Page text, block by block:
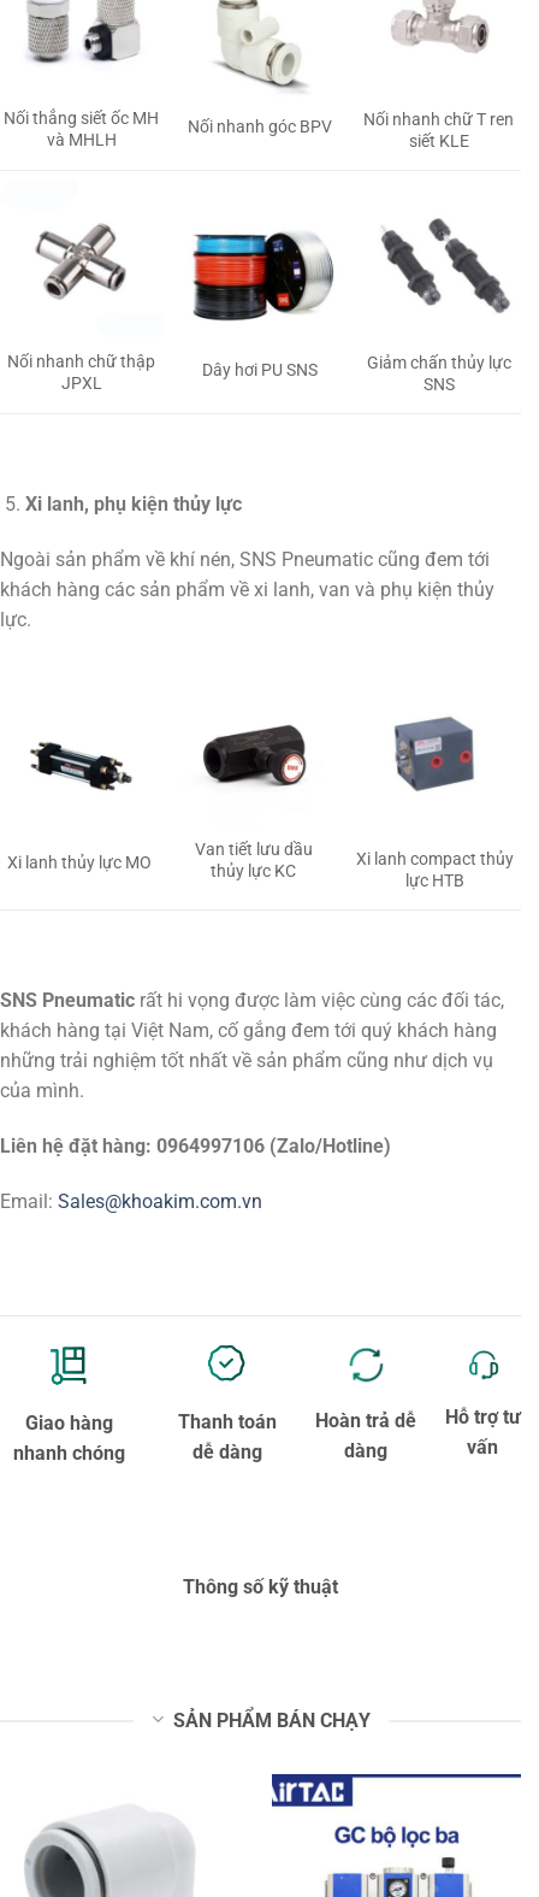
Nối thẳng siết ốc MH
và MHLH
Nối nhanh góc BPV
Nối nhanh chữ T ren
siết KLE
Nối nhanh chữ thập
JPXL
Dây hơi PU SNS
Giảm chấn thủy lực
SNS
Xi lanh, phụ kiện thủy lực
Ngoài sản phẩm về khí nén, SNS Pneumatic cũng đem tới
khách hàng các sản phẩm về xi lanh, van và phụ kiện thủy
lực.
Xi lanh thủy lực MO
Van tiết lưu dầu
thủy lực KC
Xi lanh compact thủy
lực HTB
SNS Pneumatic rất hi vọng được làm việc cùng các đối tác,
khách hàng tại Việt Nam, cố gắng đem tới quý khách hàng
những trải nghiệm tốt nhất về sản phẩm cũng như dịch vụ
của mình.
Liên hệ đặt hàng: 0964997106 (Zalo/Hotline)
Email: Sales@khoakim.com.vn
Giao hàng
nhanh chóng
Thanh toán
dễ dàng
Hoàn trả dễ
dàng
Hỗ trợ tư
vấn
Thông số kỹ thuật
SẢN PHẨM BÁN CHẠY